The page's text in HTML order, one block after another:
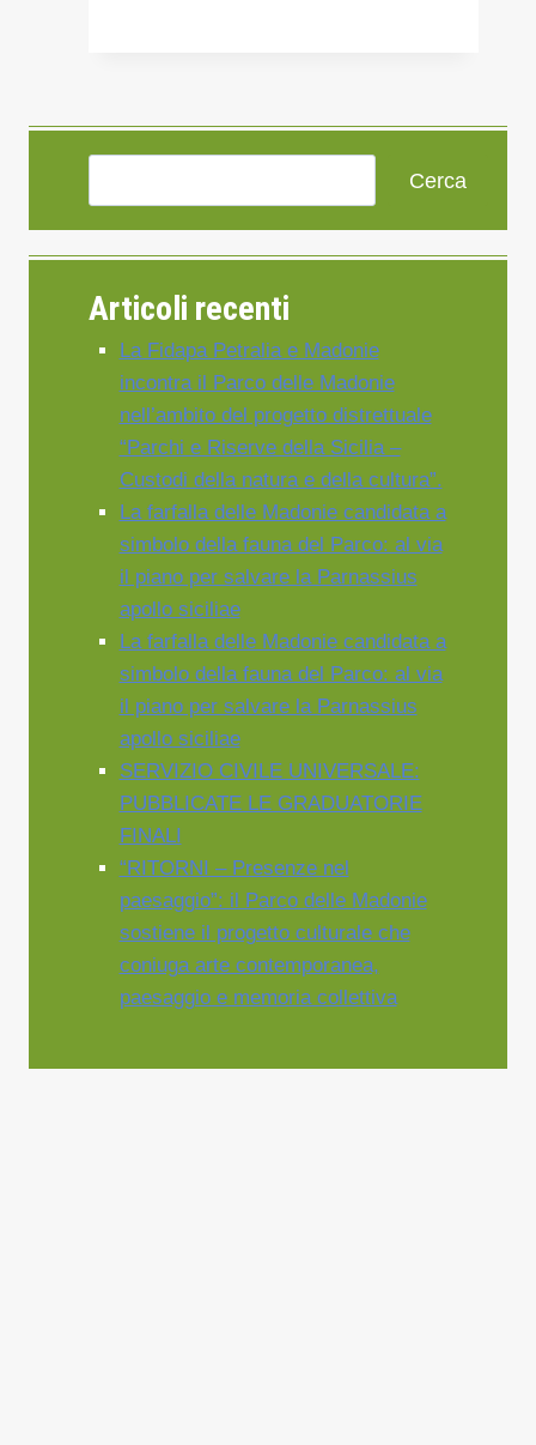
QUI
Cerca
Articoli recenti
La Fidapa Petralia e Madonie
incontra il Parco delle Madonie
nell’ambito del progetto distrettuale
“Parchi e Riserve della Sicilia –
Custodi della natura e della cultura”.
La farfalla delle Madonie candidata a
simbolo della fauna del Parco: al via
il piano per salvare la Parnassius
apollo siciliae
La farfalla delle Madonie candidata a
simbolo della fauna del Parco: al via
il piano per salvare la Parnassius
apollo siciliae
SERVIZIO CIVILE UNIVERSALE:
PUBBLICATE LE GRADUATORIE
FINALI
“RITORNI – Presenze nel
paesaggio”: il Parco delle Madonie
sostiene il progetto culturale che
coniuga arte contemporanea,
paesaggio e memoria collettiva